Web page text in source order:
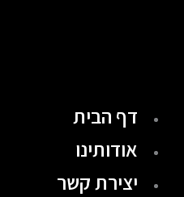
דף הבית
אודותינו
יצירת קשר